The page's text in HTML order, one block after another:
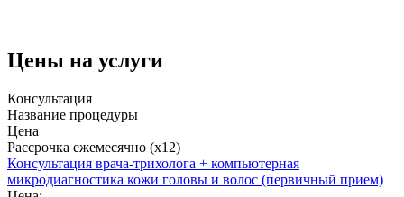
Цены на услуги
Консультация
Название процедуры
Цена
Рассрочка ежемесячно (x12)
Консультация врача-трихолога + компьютерная
микродиагностика кожи головы и волос (первичный прием)